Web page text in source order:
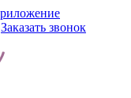
Заказать звонок